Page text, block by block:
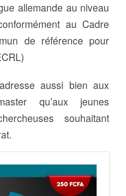
allemande au niveau
au Cadre
de référence pour
aussi bien aux
qu’aux jeunes
souhaitant